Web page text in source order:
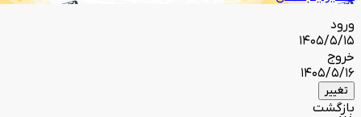
ورود
1405/5/15
خروج
1405/5/16
تغییر
بازگشت